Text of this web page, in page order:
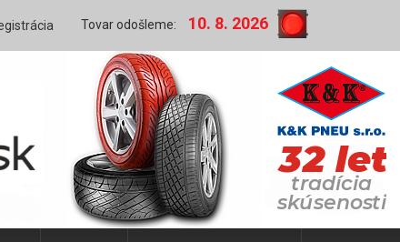
Tovar odošleme: 10. 8. 2026